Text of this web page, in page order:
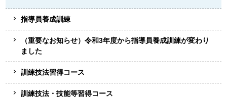
指導員養成訓練
（重要なお知らせ）令和3年度から指導員養成訓練が変わり
ました
訓練技法習得コース
訓練技法・技能等習得コース